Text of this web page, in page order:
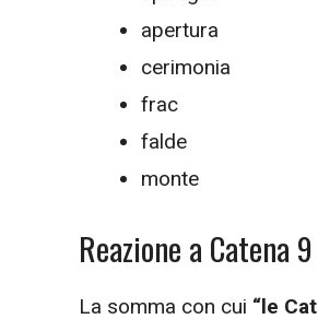
apertura
cerimonia
frac
falde
monte
Reazione a Catena
La somma con cui “le